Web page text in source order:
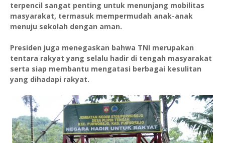
terpencil sangat penting untuk menunjang mobilitas
masyarakat, termasuk mempermudah anak-anak
menuju sekolah dengan aman.
Presiden juga menegaskan bahwa TNI merupakan
tentara rakyat yang selalu hadir di tengah masyarakat
serta siap membantu mengatasi berbagai kesulitan
yang dihadapi rakyat.